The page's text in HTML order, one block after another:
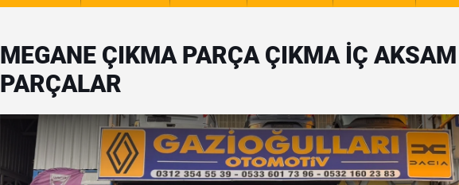
MEGANE ÇIKMA PARÇA ÇIKMA İÇ AKSAM
PARÇALAR